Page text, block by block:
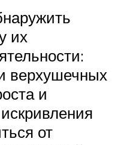
их
верхушечных
и
от